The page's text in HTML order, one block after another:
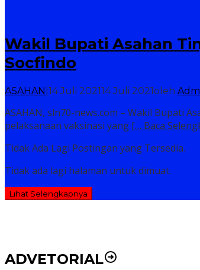
Wakil Bupati Asahan
Socfindo
ASAHAN 14 Juli 202114 Juli 2021oleh
ASAHAN, sln70-news.com – Wakil Bupati
pelaksanaan vaksinasi yang [… Baca
Tidak Ada Lagi Postingan yang Tersedia.
Tidak ada lagi halaman untuk dimuat.
Lihat Selengkapnya
ADVETORIAL